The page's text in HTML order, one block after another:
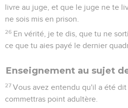
livre au juge, et que le juge ne te
ne sois mis en prison.
26 En vérité, je te dis, que tu ne
ce que tu aies payé le dernier
Enseignement au sujet
27 Vous avez entendu qu'il a été
commettras point adultère.